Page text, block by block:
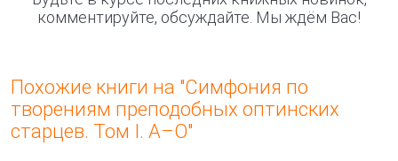
комментируйте, обсуждайте. Мы ждём Вас!
Похожие книги на "Симфония по
творениям преподобных оптинских
старцев. Том I. А–О"